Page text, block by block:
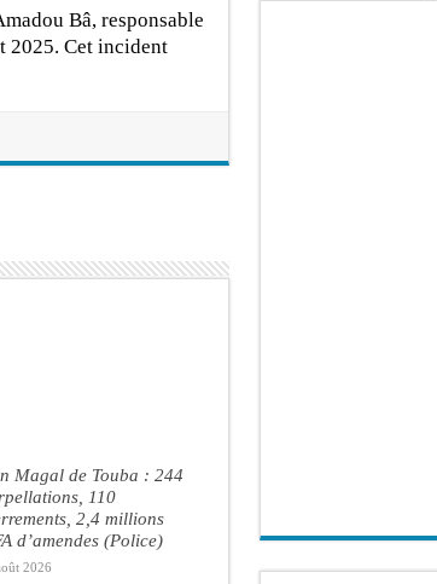
Bâ, responsable
2025. Cet incident
Magal de Touba : 244
110
2,4 millions
d’amendes (Police)
2026